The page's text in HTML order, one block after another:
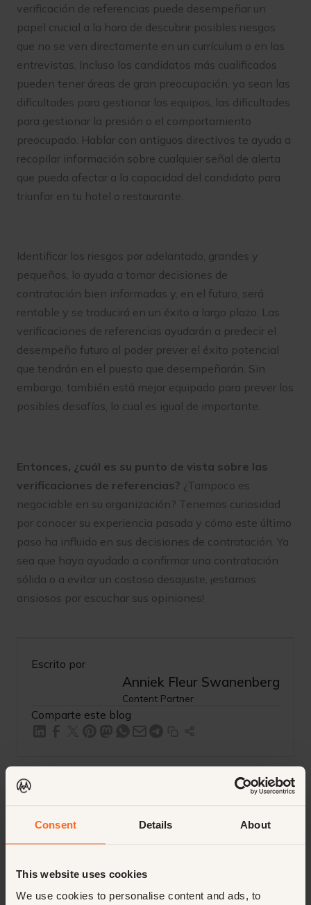
Consent Details About
This website uses cookies
We use cookies to personalise content and ads, to
verificación de referencias puede desempeñar un
papel crucial a la hora de descubrir posibles riesgos
que no se ven directamente en un currículum o en las
entrevistas. Incluso los candidatos más cualificados
pueden tener áreas de gran preocupación, ya sean las
dificultades para gestionar los equipos, las dificultades
para gestionar la presión o el comportamiento
preocupado. Hablar con antiguos directivos te ayuda a
recopilar información sobre cualquier señal de alerta
que pueda afectar a la capacidad del candidato para
triunfar en tu hotel o restaurante.
Identificar los riesgos por adelantado, grandes y
pequeños, lo ayuda a tomar decisiones de
contratación bien informadas y, en el futuro, será
rentable y se traducirá en un éxito a largo plazo. Las
verificaciones de referencias ayudarán a predecir el
desempeño futuro al poder prever el éxito potencial
que tendrán en el puesto que desempeñarán. Sin
embargo, también está mejor equipado para prever los
posibles desafíos, lo cual es igual de importante.
Entonces, ¿cuál es su punto de vista sobre las
verificaciones de referencias? ¿Tampoco es
negociable en su organización? Tenemos curiosidad
por conocer su experiencia pasada y cómo este último
paso ha influido en sus decisiones de contratación. Ya
sea que haya ayudado a confirmar una contratación
sólida o a evitar un costoso desajuste, ¡estamos
ansiosos por escuchar sus opiniones!
Escrito por
Anniek Fleur Swanenberg
Content Partner
Comparte este blog